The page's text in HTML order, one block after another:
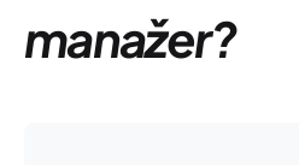
manažer?